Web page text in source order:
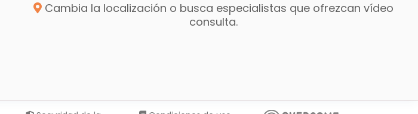
Cambia la localización o busca especialistas que ofrezcan vídeo
consulta.